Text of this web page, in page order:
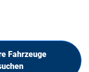
Fahrzeuge